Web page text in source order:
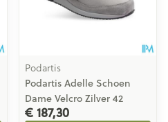
Podartis
Podartis Adelle Schoen
Dame Velcro Zilver 42
€ 187,30